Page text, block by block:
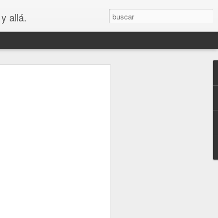
allá.
PARA VAGOS !!😆😲😳
ver que es bastante cierto.